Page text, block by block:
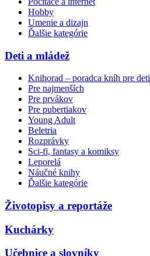
Hobby
Umenie a dizajn
Ďalšie kategórie
Deti a mládež
Knihorad – poradca kníh pre deti
Pre najmenších
Pre prvákov
Pre pubertiakov
Young Adult
Beletria
Rozprávky
Sci-fi, fantasy a komiksy
Leporelá
Náučné knihy
Ďalšie kategórie
Životopisy a reportáže
Kuchárky
Učebnice a slovníky